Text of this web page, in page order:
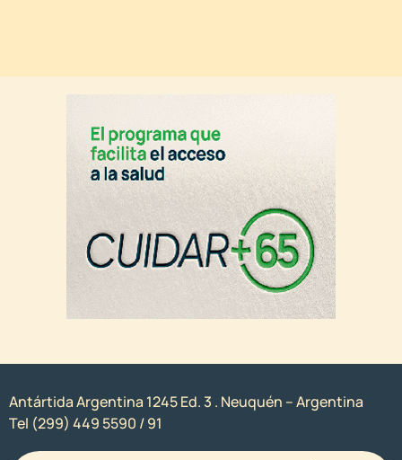
Antártida Argentina 1245 Ed. 3 . Neuquén – Argentina
Tel (299) 449 5590 / 91